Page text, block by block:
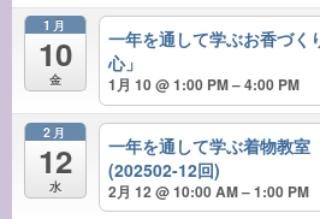
1月
10
金
一年を通して学ぶお香づく
心」
1月 10 @ 1:00 PM – 4:00 PM
2月
12
水
一年を通して学ぶ着物教室
(202502-12回)
2月 12 @ 10:00 AM – 1:00 PM